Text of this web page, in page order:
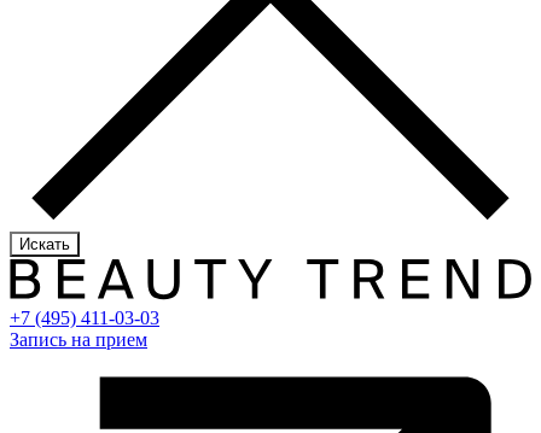
Искать
+7 (495) 411-03-03
Запись на прием